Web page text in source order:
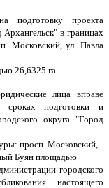
подготовку проекта
в границах
Московский, ул. Павла
26,6325 га.
лица вправе
сроках подготовки и
округа "Город
просп. Московский,
Буян площадью
городского
настоящего